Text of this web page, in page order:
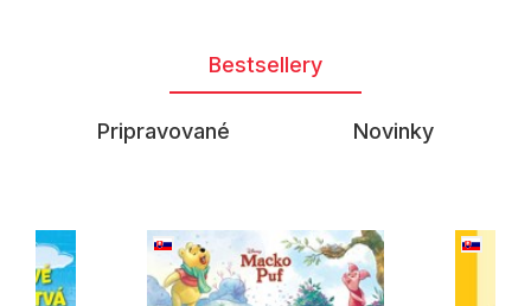
Beletria pre dospelých
Darčekové publikácie
Kalendáre, diáre
Bestsellery
Pripravované Novinky